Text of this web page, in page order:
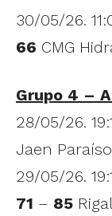
30/05/26.
66 CMG
Grupo 4 –
28/05/26.
Jaen
29/05/26.
71 – 85